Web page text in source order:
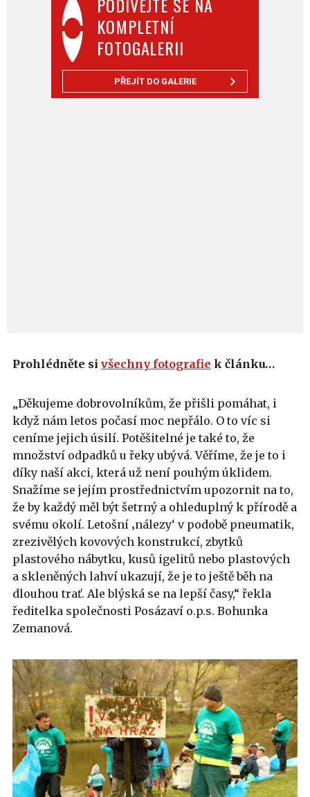
KOMPLETNÍ
FOTOGALERII
PŘEJÍT DO GALERIE
Prohlédněte si všechny fotografie k článku…
„Děkujeme dobrovolníkům, že přišli pomáhat, i
když nám letos počasí moc nepřálo. O to víc si
ceníme jejich úsilí. Potěšitelné je také to, že
množství odpadků u řeky ubývá. Věříme, že je to i
díky naší akci, která už není pouhým úklidem.
Snažíme se jejím prostřednictvím upozornit na to,
že by každý měl být šetrný a ohleduplný k přírodě a
svému okolí. Letošní ‚nálezy‘ v podobě pneumatik,
zrezivělých kovových konstrukcí, zbytků
plastového nábytku, kusů igelitů nebo plastových
a skleněných lahví ukazují, že je to ještě běh na
dlouhou trať. Ale blýská se na lepší časy,“ řekla
ředitelka společnosti Posázaví o.p.s. Bohunka
Zemanová.